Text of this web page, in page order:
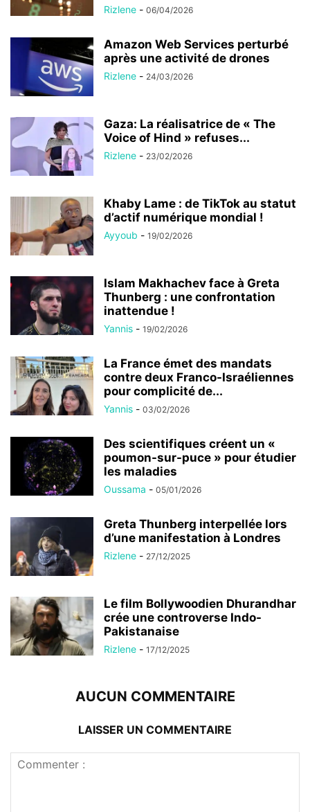
Rizlene - 06/04/2026
Amazon Web Services perturbé
après une activité de drones
Rizlene - 24/03/2026
Gaza: La réalisatrice de « The
Voice of Hind » refuses...
Rizlene - 23/02/2026
Khaby Lame : de TikTok au statut
d’actif numérique mondial !
Ayyoub - 19/02/2026
Islam Makhachev face à Greta
Thunberg : une confrontation
inattendue !
Yannis - 19/02/2026
La France émet des mandats
contre deux Franco-Israéliennes
pour complicité de...
Yannis - 03/02/2026
Des scientifiques créent un «
poumon-sur-puce » pour étudier
les maladies
Oussama - 05/01/2026
Greta Thunberg interpellée lors
d’une manifestation à Londres
Rizlene - 27/12/2025
Le film Bollywoodien Dhurandhar
crée une controverse Indo-
Pakistanaise
Rizlene - 17/12/2025
AUCUN COMMENTAIRE
LAISSER UN COMMENTAIRE